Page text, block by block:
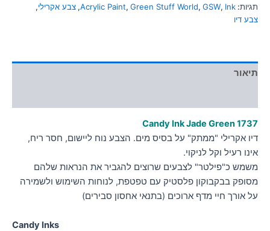
תגיות:
Acrylic Paint, Green Stuff World, GSW, Ink
, צבע אקרילי,
צבע דיו
תיאור
Candy Ink Jade Green 1737
דיו אקרילי "ממתק" על בסיס מים. הצבע נוח ליישום, חסר ריח,
אינו רעיל וקל לניקוי.
משמש כ"פילטר" לצבעים שרוצים להגביר את הנראות שלהם
מסופק בבקבוקון פלסטיק עם טפטפת, לנוחות השימוש ולשמירה
על אורך חיי מדף ארוכים (בתנאי אחסון סבירים)
Candy Inks